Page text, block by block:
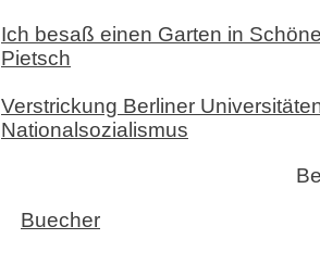
Ich besaß einen Garten in
Pietsch
Verstrickung Berliner
Nationalsozialismus
Buecher